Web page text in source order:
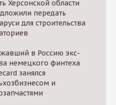
Херсонской области
передать
для строительства
в Россию экс-
немецкого финтеха
занялся
и